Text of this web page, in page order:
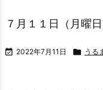
７月１１日（月曜
 2022年7月11日  うる